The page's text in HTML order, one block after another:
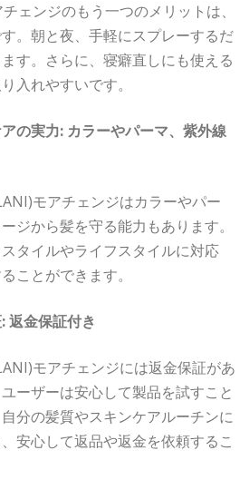
ェンジのもう一つのメリットは、
。朝と夜、手軽にスプレーするだ
す。さらに、寝癖直しにも使える
入れやすいです。
の実力: カラーやパーマ、紫外線
モアチェンジはカラーやパー
ジから髪を守る能力もあります。
タイルやライフスタイルに対応
ことができます。
返金保証付き
モアチェンジには返金保証があ
ーザーは安心して製品を試すこと
分の髪質やスキンケアルーチンに
安心して返品や返金を依頼するこ